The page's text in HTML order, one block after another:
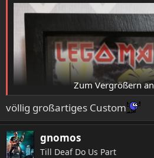
https://www.reddit.com/r/
6/
tl=de
Zum Vergrößern
völlig großartiges Custom
gnomos
Till Deaf Do Us Part